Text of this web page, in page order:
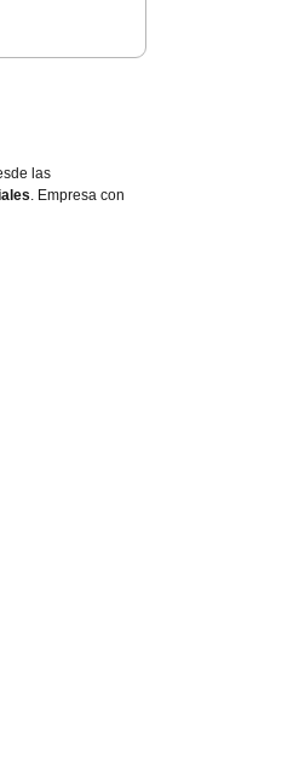
las
. Empresa con